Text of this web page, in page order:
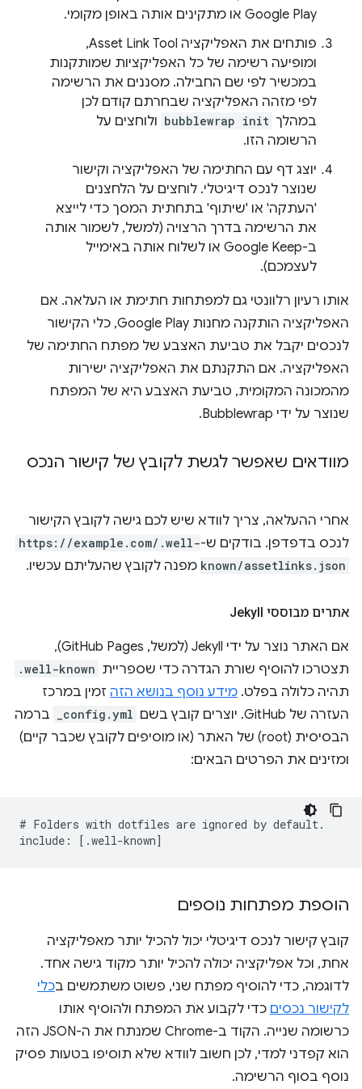
Google Play או מתקינים אותה באופן מקומי.
פותחים את האפליקציה Asset Link Tool,
ומופיעה רשימה של כל האפליקציות שמותקנות
במכשיר לפי שם החבילה. מסננים את הרשימה
לפי מזהה האפליקציה שבחרתם קודם לכן
במהלך bubblewrap init ולוחצים על
הרשומה הזו.
יוצג דף עם החתימה של האפליקציה וקישור
שנוצר לנכס דיגיטלי. לוחצים על הלחצנים
'העתקה' או 'שיתוף' בתחתית המסך כדי לייצא
את הרשימה בדרך הרצויה (למשל, לשמור אותה
ב-Google Keep או לשלוח אותה באימייל
לעצמכם).
אותו רעיון רלוונטי גם למפתחות חתימת או העלאה. אם
האפליקציה הותקנה מחנות Google Play, כלי הקישור
לנכסים יקבל את טביעת האצבע של מפתח החתימה של
האפליקציה. אם התקנתם את האפליקציה ישירות
מהמכונה המקומית, טביעת האצבע היא של המפתח
שנוצר על ידי Bubblewrap.
מוודאים שאפשר לגשת לקובץ של קישור הנכס
אחרי ההעלאה, צריך לוודא שיש לכם גישה לקובץ הקישור
לנכס בדפדפן. בודקים ש-https://example.com/.well-
known/assetlinks.json מפנה לקובץ שהעליתם עכשיו.
אתרים מבוססי Jekyll
אם האתר נוצר על ידי Jekyll (למשל, GitHub Pages),
תצטרכו להוסיף שורת הגדרה כדי שספריית .well-known
תהיה כלולה בפלט. מידע נוסף בנושא הזה זמין במרכז
העזרה של GitHub. יוצרים קובץ בשם
_config.yml
ברמה
הבסיסית (root) של האתר (או מוסיפים לקובץ שכבר קיים)
ומזינים את הפרטים הבאים:
# Folders with dotfiles are ignored by default.
הוספת מפתחות נוספים
קובץ קישור לנכס דיגיטלי יכול להכיל יותר מאפליקציה
אחת, וכל אפליקציה יכולה להכיל יותר מקוד גישה אחד.
לדוגמה, כדי להוסיף מפתח שני, פשוט משתמשים בכלי
לקישור נכסים כדי לקבוע את המפתח ולהוסיף אותו
כרשומה שנייה. הקוד ב-Chrome שמנתח את ה-JSON הזה
הוא קפדני למדי, לכן חשוב לוודא שלא תוסיפו בטעות פסיק
נוסף בסוף הרשימה.